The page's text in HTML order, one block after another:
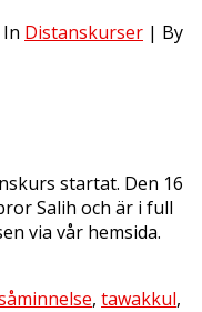
Distanskurser | By
startat. Den 16
Salih och är i full
via vår hemsida.
, tawakkul,